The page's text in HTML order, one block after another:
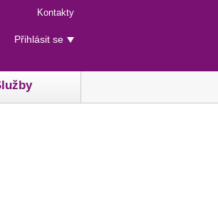
Menu
rychlého
přístupu
Kontakty
Uživatelské
menu
Přihlásit se